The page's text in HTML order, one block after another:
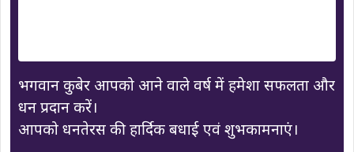
भगवान कुबेर आपको आने वाले वर्ष में हमेशा सफलता और
धन प्रदान करें।
आपको धनतेरस की हार्दिक बधाई एवं शुभकामनाएं।